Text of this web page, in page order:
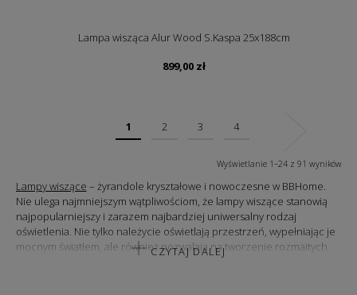
Lampa wisząca Alur Wood S.Kaspa 25x188cm
899,00 zł
1 2 3 4
Wyświetlanie 1–24 z 91 wyników
Lampy wiszące – żyrandole kryształowe i nowoczesne w BBHome.
Nie ulega najmniejszym wątpliwościom, że lampy wiszące stanowią
najpopularniejszy i zarazem najbardziej uniwersalny rodzaj
oświetlenia. Nie tylko należycie oświetlają przestrzeń, wypełniając je
mocnym światłem, ale również pozwalają na tworzenie rozmaitych
aranżacji. Zarezerwowane bowiem nie tylko do nowoczesnych
CZYTAJ DALEJ